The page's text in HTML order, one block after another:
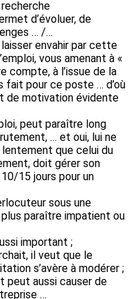
d’évoluer, de
… /…
envahir par cette
vous amenant à «
compte, à l’issue de la
fait pour ce poste … d’où
de motivation évidente
peut paraître long
… et oui, lui ne
que celui du
doit gérer son
15 jours pour un
sous une
plus paraître impatient ou
important ;
il veut que le
s’avère à modérer ;
peut aussi causer de
…